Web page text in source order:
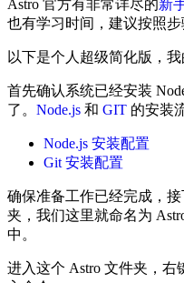
Astro 官方有非常详尽的新
也有学习时间，建议按照步
以下是个人超级简化版，我
首先确认系统已经安装
了。 Node.js 和 GIT 的安装
Node.js 安装配置
Git 安装配置
确保准备工作已经完成，
夹，我们这里就命名为
中。
进入这个 Astro 文件夹，